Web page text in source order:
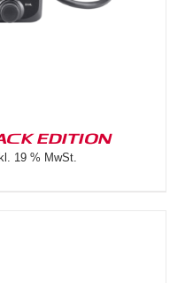
EDITION
19 % MwSt.